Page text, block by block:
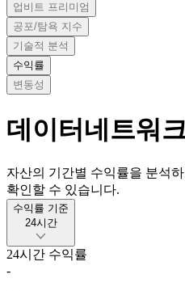
업비트 프리미엄
공포/탐욕 지수
기술적 분석
수익률
변동성
데이터네트워
자산의 기간별 수익률을 분석
확인할 수 있습니다.
수익률 기준
24시간
24시간 수익률
-